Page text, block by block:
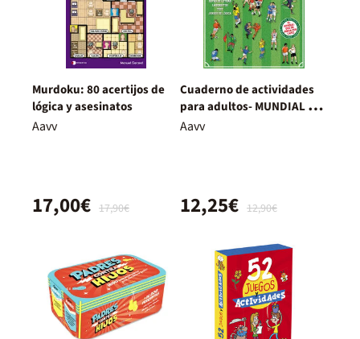
Murdoku: 80 acertijos de
lógica y asesinatos
Aavv
17,90€
17,00€
Cuaderno de actividades
para adultos- MUNDIAL de
fútbol
Aavv
12,90€
12,25€